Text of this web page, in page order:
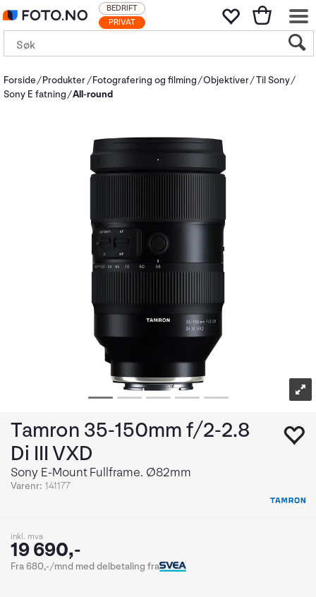
PRIVAT
BEDRIFT
Forside Produkter Fotografering og filming Objektiver Til Sony
Sony E fatning
All-round
Tamron 35-150mm f/2-2.8
Di III VXD
Sony E-Mount Fullframe. Ø82mm
Varenr: 141177
inkl. mva
19 690,-
Fra 680,-/mnd med delbetaling fra